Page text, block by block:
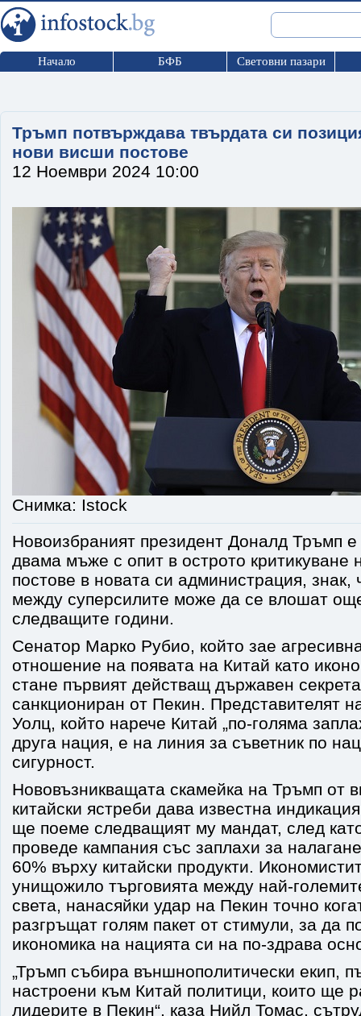
Начало БФБ Световни пазари
Тръмп потвърждава твърдата си
нови висши постове
12 Ноември 2024 10:00
Снимка: Istock
Новоизбраният президент Доналд Тръмп е
двама мъже с опит в острото критикуване
постове в новата си администрация, знак,
между суперсилите може да се влошат
следващите години.
Сенатор Марко Рубио, който зае
отношение на появата на Китай като
стане първият действащ държавен
санкциониран от Пекин. Представителят
Уолц, който нарече Китай „по-голяма
друга нация, е на линия за съветник по
сигурност.
Нововъзникващата скамейка на Тръмп от
китайски ястреби дава известна
ще поеме следващият му мандат, след
проведе кампания със заплахи за
60% върху китайски продукти.
унищожило търговията между най-
света, нанасяйки удар на Пекин точно
разгръщат голям пакет от стимули, за да
икономика на нацията си на по-здрава
„Тръмп събира външнополитически екип,
настроени към Китай политици, които ще
лидерите в Пекин“, каза Нийл Томас,